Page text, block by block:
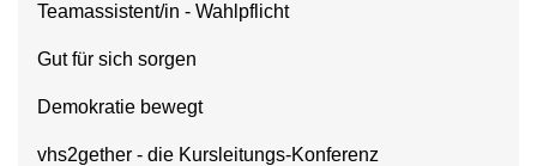
Teamassistent/in - Wahlpflicht
Gut für sich sorgen
Demokratie bewegt
vhs2gether - die Kursleitungs-Konferenz